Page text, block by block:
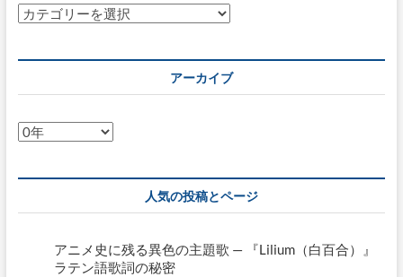
ク
ー
サ
カ
ー
アーカイブ
ア
ブ
人気の投稿とページ
アニメ史に残る異色の主題歌 — 『Lilium（白百合）』
ラテン語歌詞の秘密